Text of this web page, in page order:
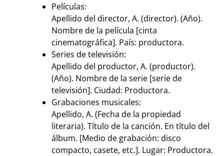
Películas:
Apellido del director, A. (director). (Año).
Nombre de la película [cinta
cinematográfica]. País: productora.
Series de televisión:
Apellido del productor, A. (productor).
(Año). Nombre de la serie [serie de
televisión]. Ciudad: Productora.
Grabaciones musicales:
Apellido, A. (Fecha de la propiedad
literaria). Título de la canción. En título del
álbum. [Medio de grabación: disco
compacto, casete, etc.]. Lugar: Productora.